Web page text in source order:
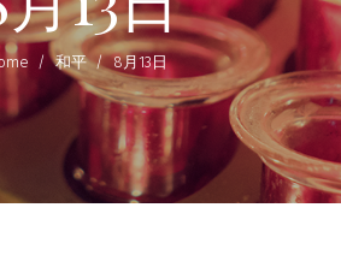
/和平 /8月13日